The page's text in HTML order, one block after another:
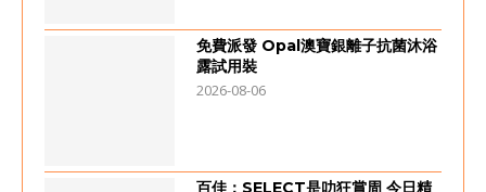
免費派發 Opal澳寶銀離子抗菌沐浴
露試用裝
2026-08-06
百佳：SELECT是叻狂賞周 今日精